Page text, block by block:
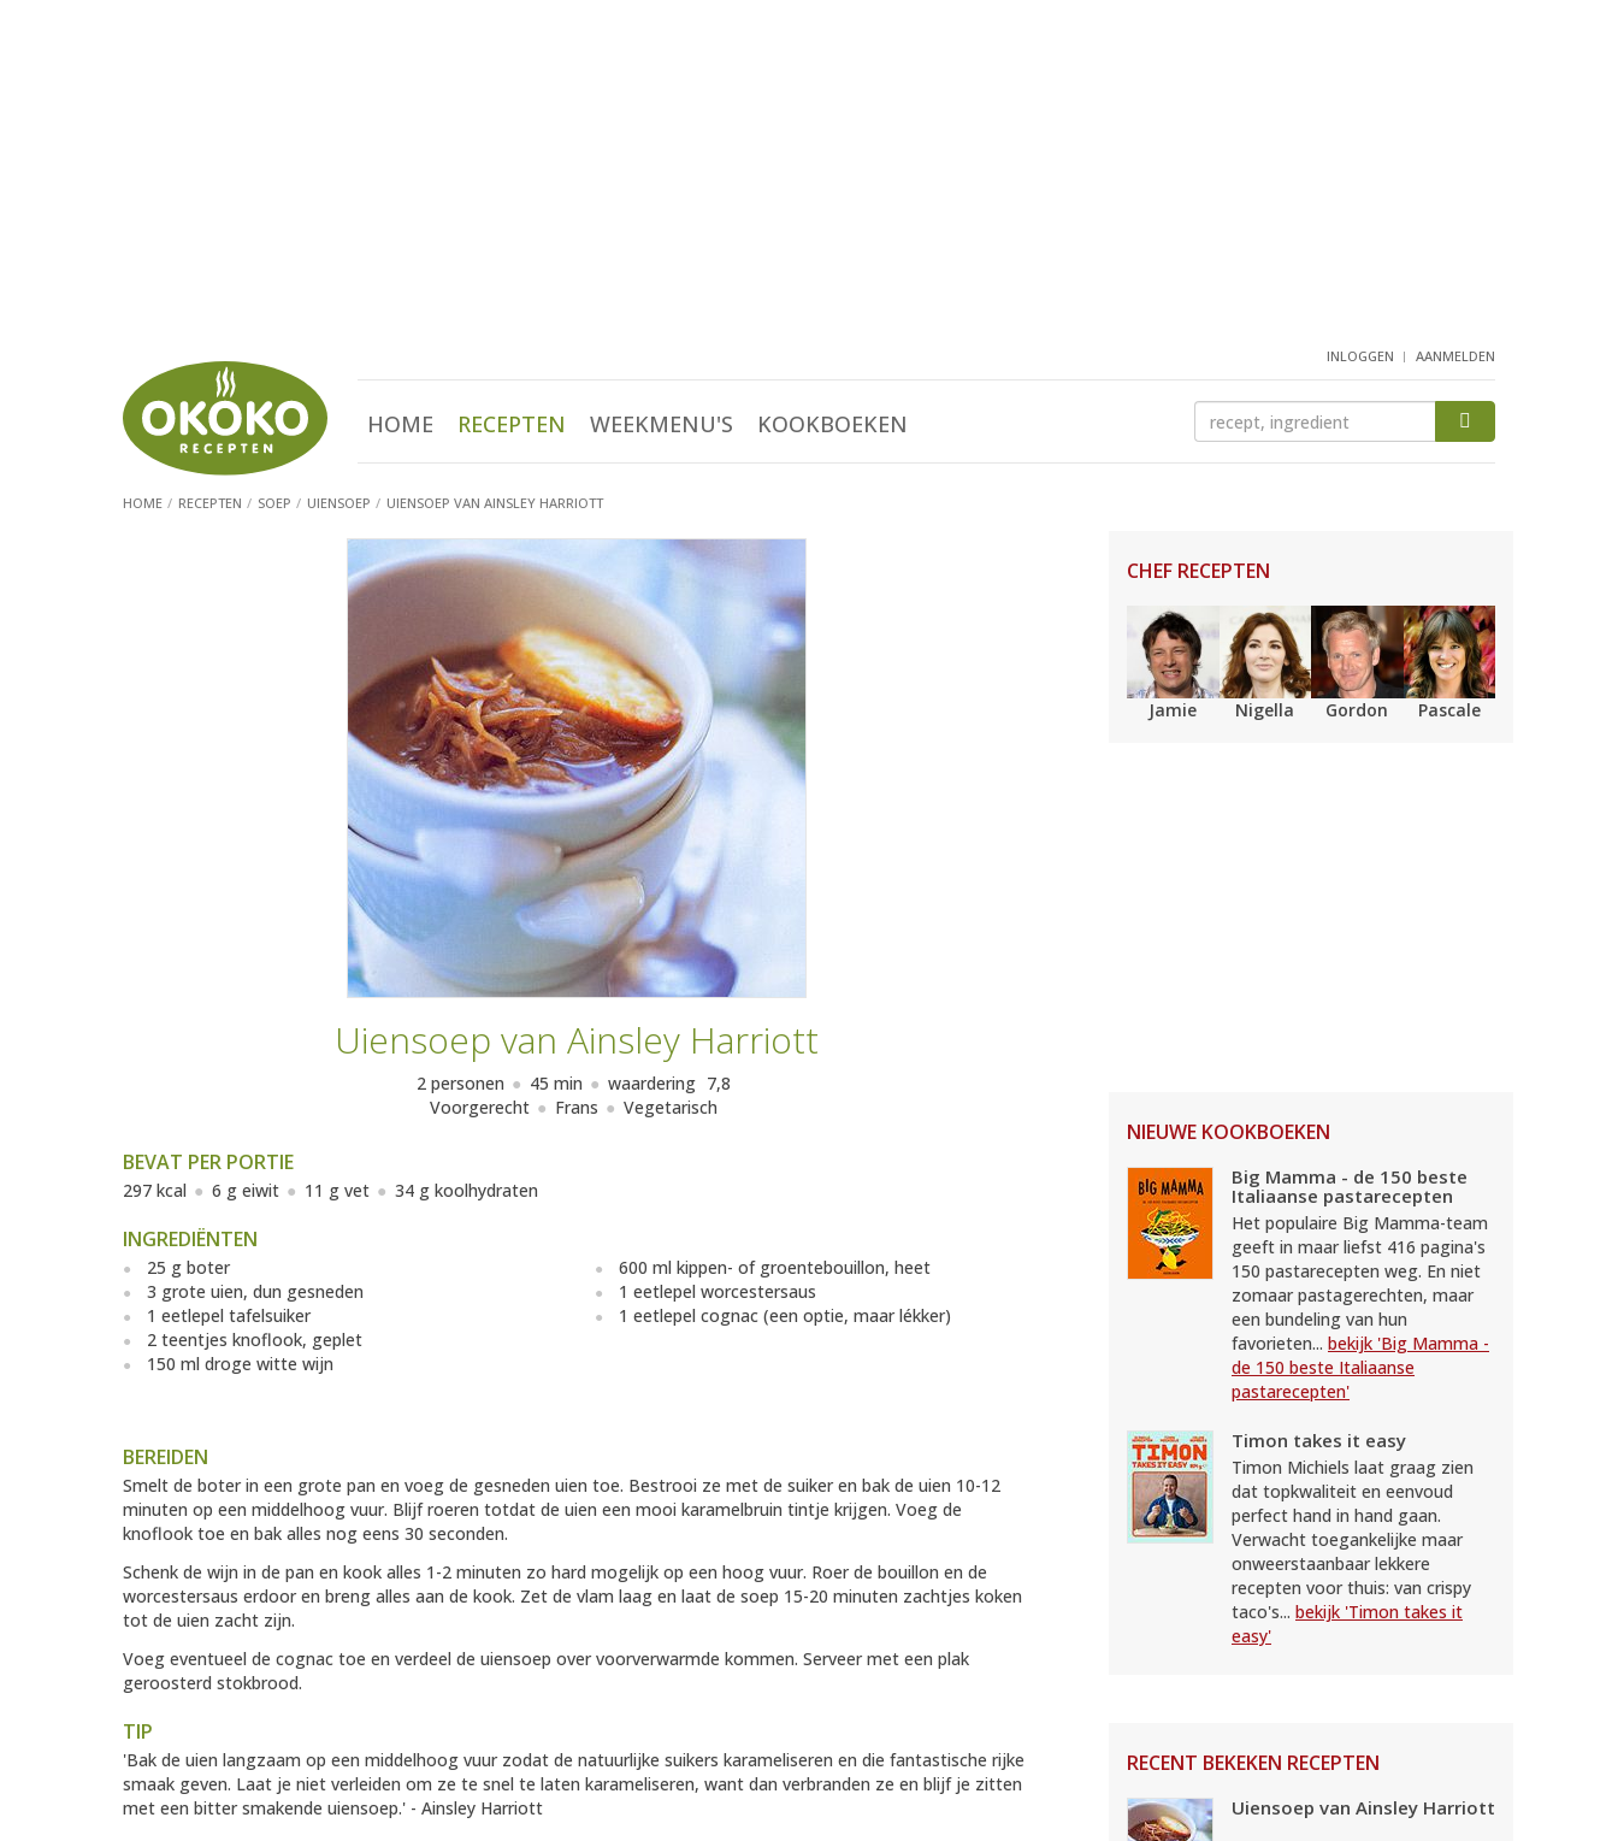
INLOGGEN AANMELDEN
HOME RECEPTEN WEEKMENU'S KOOKBOEKEN
HOME RECEPTEN SOEP UIENSOEP UIENSOEP VAN AINSLEY HARRIOTT
Uiensoep van Ainsley Harriott
2 personen 45 min waardering 7,8
Voorgerecht
Frans Vegetarisch
BEVAT PER PORTIE
297 kcal 6 g eiwit 11 g vet 34 g koolhydraten
INGREDIËNTEN
25 g boter
3 grote uien, dun gesneden
1 eetlepel tafelsuiker
2 teentjes knoflook, geplet
150 ml droge witte wijn
600 ml kippen- of groentebouillon, heet
1 eetlepel worcestersaus
1 eetlepel cognac (een optie, maar lékker)
BEREIDEN
Smelt de boter in een grote pan en voeg de gesneden uien toe. Bestrooi ze met de suiker en bak de uien 10-12
minuten op een middelhoog vuur. Blijf roeren totdat de uien een mooi karamelbruin tintje krijgen. Voeg de
knoflook toe en bak alles nog eens 30 seconden.
Schenk de wijn in de pan en kook alles 1-2 minuten zo hard mogelijk op een hoog vuur. Roer de bouillon en de
worcestersaus erdoor en breng alles aan de kook. Zet de vlam laag en laat de soep 15-20 minuten zachtjes koken
tot de uien zacht zijn.
Voeg eventueel de cognac toe en verdeel de uiensoep over voorverwarmde kommen. Serveer met een plak
geroosterd stokbrood.
TIP
'Bak de uien langzaam op een middelhoog vuur zodat de natuurlijke suikers karameliseren en die fantastische rijke
smaak geven. Laat je niet verleiden om ze te snel te laten karameliseren, want dan verbranden ze en blijf je zitten
met een bitter smakende uiensoep.' - Ainsley Harriott
CHEF RECEPTEN
Jamie Nigella Gordon Pascale
NIEUWE KOOKBOEKEN
Big Mamma - de 150 beste
Italiaanse pastarecepten
Het populaire Big Mamma-team
geeft in maar liefst 416 pagina's
150 pastarecepten weg. En niet
zomaar pastagerechten, maar
een bundeling van hun
favorieten... bekijk 'Big Mamma -
de 150 beste Italiaanse
pastarecepten'
Timon takes it easy
Timon Michiels laat graag zien
dat topkwaliteit en eenvoud
perfect hand in hand gaan.
Verwacht toegankelijke maar
onweerstaanbaar lekkere
recepten voor thuis: van crispy
taco's... bekijk 'Timon takes it
easy'
RECENT BEKEKEN RECEPTEN
Uiensoep van Ainsley Harriott